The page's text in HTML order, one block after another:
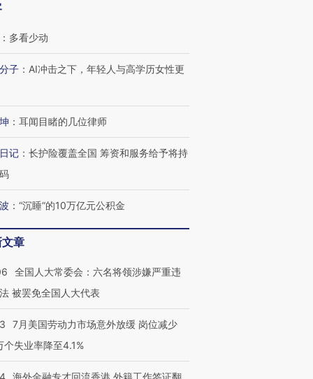
走私7万
内含3种
视线｜被称为“蟑螂”的印
视线｜“入侵”还是“人道危
“链”接产
【特别呈现】寻找100种
有意思的生活方式·第三对
CFO：不靠规模取胜，华
： 多看少动
子 ： AI冲击之下，年轻人与高学历女性更
： 耳闻目睹的几位律师
记 ： 长护险覆盖全国 筹资和服务给予将持
： “沉睡”的10万亿元公积金
章
全国人大常委会：六名将领涉嫌严重违
被罢免全国人大代表
7月美国劳动力市场意外放缓 岗位减少
个失业率降至4.1%
海外金融专才回流香港 外籍工作签证翻